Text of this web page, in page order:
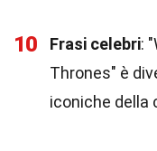
10 Frasi celebri:
Thrones" è
iconiche della